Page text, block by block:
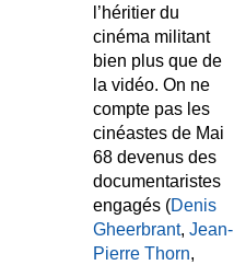
l’héritier du
cinéma militant
bien plus que de
la vidéo. On ne
compte pas les
cinéastes de Mai
68 devenus des
documentaristes
engagés (Denis
Gheerbrant, Jean-
Pierre Thorn,